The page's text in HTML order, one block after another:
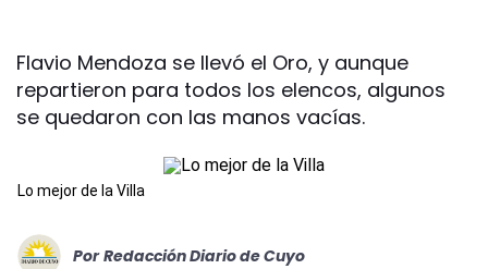
Flavio Mendoza se llevó el Oro, y aunque
repartieron para todos los elencos, algunos
se quedaron con las manos vacías.
Lo mejor de la Villa
Por Redacción Diario de Cuyo